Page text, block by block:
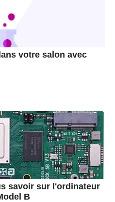
votre salon avec
savoir sur l'ordinateur
B